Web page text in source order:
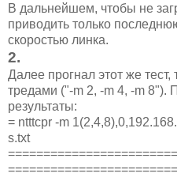
В дальнейшем, чтобы не
приводить только
скоростью линка.
2.
Далее прогнал этот же тест,
тредами ("-m 2, -m 4, -m 8").
результаты:
= ntttcpr -m
s.txt